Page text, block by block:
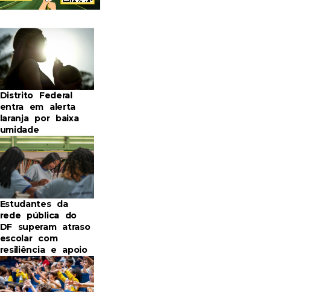
Distrito Federal
entra em alerta
laranja por baixa
umidade
Estudantes da
rede pública do
DF superam atraso
escolar com
resiliência e apoio